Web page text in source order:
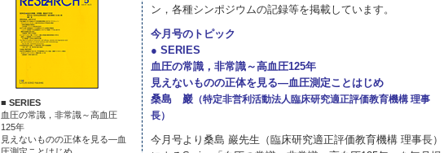
■ SERIES
血圧の常識，非常識～高血圧
125年
見えないものの正体を見る—血
ン，各種シンポジウムの記録等を掲載しています。
今月号のトピック
● SERIES
血圧の常識，非常識～高血圧125年
見えないものの正体を見る—血圧測定ことはじめ
桑島 巖 （特定非営利活動法人臨床研究適正評価教育機構 理事
長）
今月号より桑島 巖先生（臨床研究適正評価教育機構 理事長）